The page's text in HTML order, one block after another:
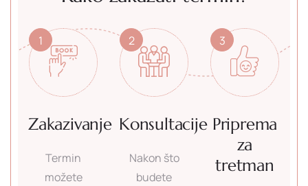
1
Zakazivanje
Termin
možete
2
Konsultacije
Nakon što
budete
3
Priprema
za
tretman